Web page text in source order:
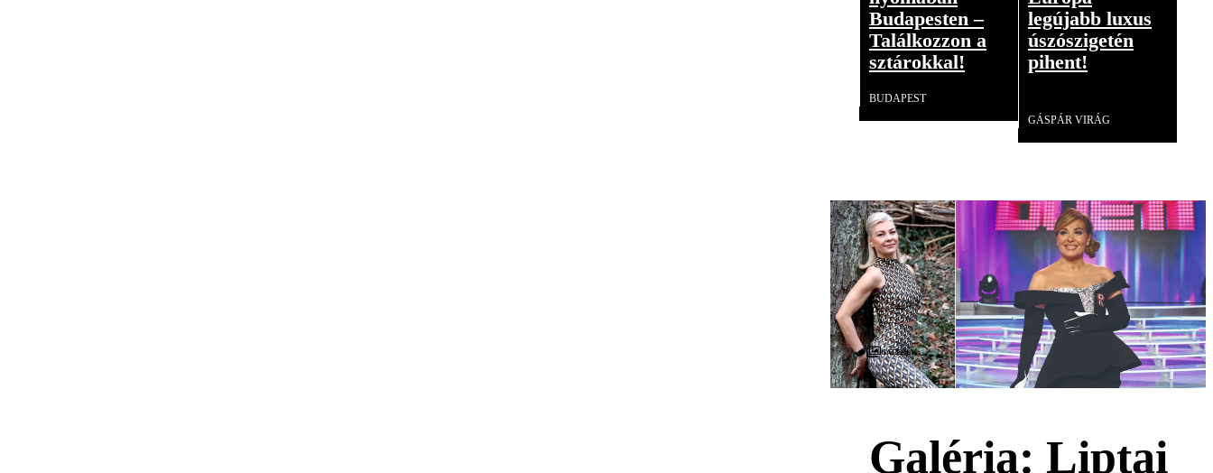
Budapesten –
Találkozzon a
sztárokkal!
BUDAPEST
legújabb luxus
úszószigetén
pihent!
GÁSPÁR VIRÁG
Galéria
Galéria: Liptai